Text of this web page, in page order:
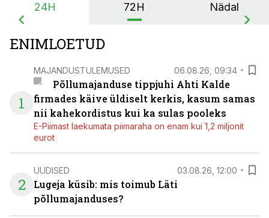
24H 72H Nädal
ENIMLOETUD
1
MAJANDUSTULEMUSED 06.08.26, 09:34
Põllumajanduse tippjuhi Ahti Kalde
firmades käive üldiselt kerkis, kasum samas
nii kahekordistus kui ka sulas pooleks
E-Piimast laekumata piimaraha on enam kui 1,2 miljonit
eurot
2
UUDISED 03.08.26, 12:00
Lugeja küsib: mis toimub Läti
põllumajanduses?